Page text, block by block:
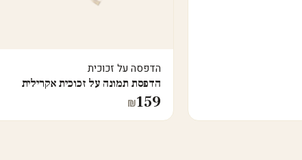
הדפסה על זכוכית
הדפסת תמונה על זכוכית אקרילית
₪159